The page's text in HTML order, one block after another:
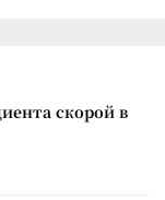
скорой в